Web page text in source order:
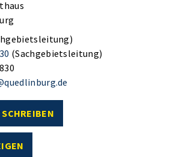
(Sachgebietsleitung)